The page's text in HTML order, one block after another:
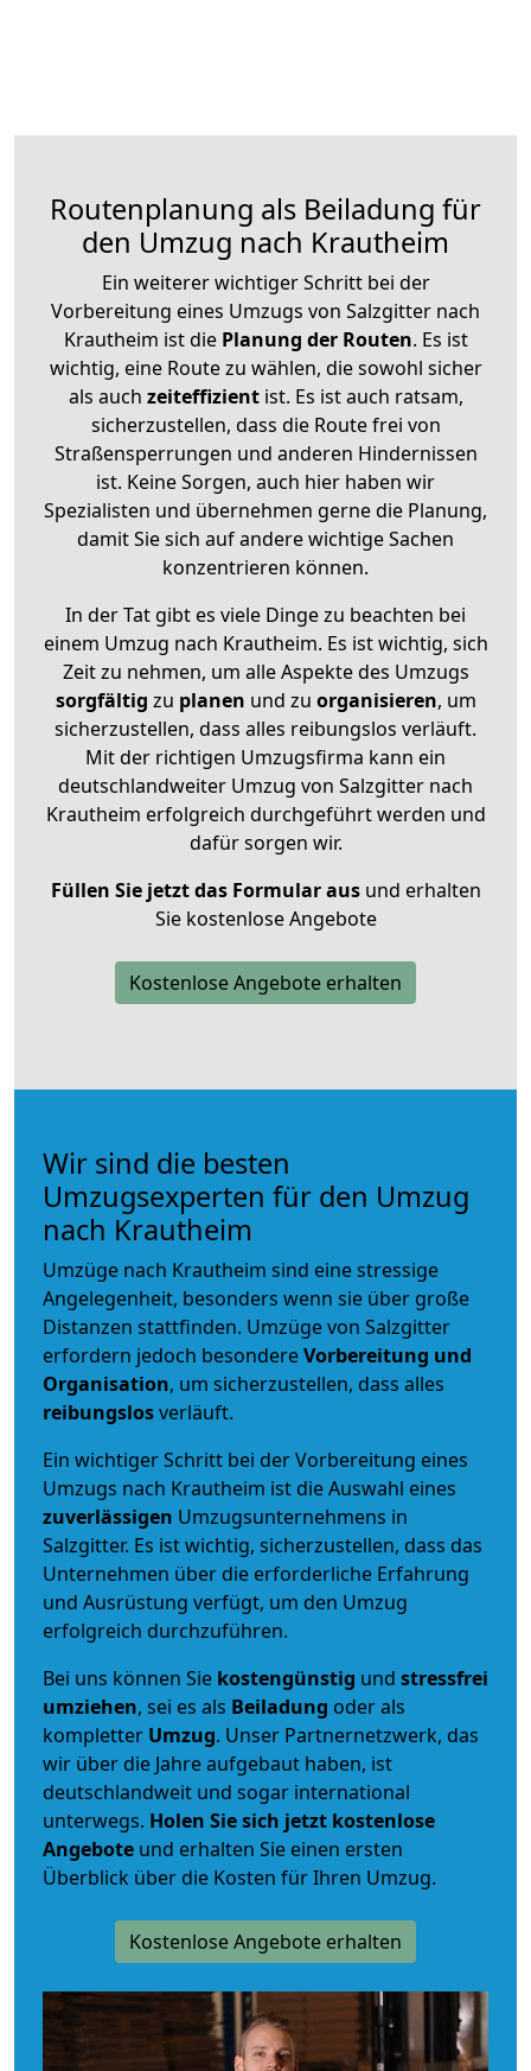
Routenplanung als Beiladung für
den Umzug nach Krautheim
Ein weiterer wichtiger Schritt bei der
Vorbereitung eines Umzugs von Salzgitter nach
Krautheim ist diePlanung der Routen. Es ist
wichtig, eine Route zu wählen, die sowohl sicher
als auch zeiteffizientist. Es ist auch ratsam,
sicherzustellen, dass die Route frei von
Straßensperrungen und anderen Hindernissen
ist. Keine Sorgen, auch hier haben wir
Spezialisten und übernehmen gerne die Planung,
damit Sie sich auf andere wichtige Sachen
konzentrieren können.
In der Tat gibt es viele Dinge zu beachten bei
einem Umzug nach Krautheim. Es ist wichtig, sich
Zeit zu nehmen, um alle Aspekte des Umzugs
sorgfältig zu planen und zu organisieren, um
sicherzustellen, dass alles reibungslos verläuft.
Mit der richtigen Umzugsfirma kann ein
deutschlandweiter Umzug von Salzgitter nach
Krautheim erfolgreich durchgeführt werden und
dafür sorgen wir.
Füllen Sie jetzt das Formular ausund erhalten
Sie kostenlose Angebote
Kostenlose Angebote erhalten
Wir sind die besten
Umzugsexperten für den Umzug
nach Krautheim
Umzüge nach Krautheim sind eine stressige
Angelegenheit, besonders wenn sie über große
Distanzen stattfinden. Umzüge von Salzgitter
erfordern jedoch besondereVorbereitung und
Organisation, um sicherzustellen, dass alles
reibungslosverläuft.
Ein wichtiger Schritt bei der Vorbereitung eines
Umzugs nach Krautheim ist die Auswahl eines
zuverlässigen Umzugsunternehmens in
Salzgitter. Es ist wichtig, sicherzustellen, dass das
Unternehmen über die erforderliche Erfahrung
und Ausrüstung verfügt, um den Umzug
erfolgreich durchzuführen.
Bei uns können Sie kostengünstig und stressfrei
umziehen, sei es als Beiladung oder als
kompletter Umzug. Unser Partnernetzwerk, das
wir über die Jahre aufgebaut haben, ist
deutschlandweit und sogar international
unterwegs. Holen Sie sich jetzt kostenlose
Angebote und erhalten Sie einen ersten
Überblick über die Kosten für Ihren Umzug.
Kostenlose Angebote erhalten